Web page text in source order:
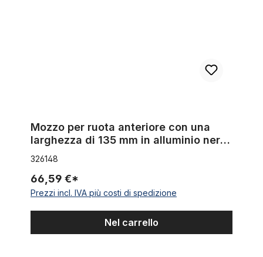
Mozzo per ruota anteriore con una
larghezza di 135 mm in alluminio nero
con innesto per freno a disco
326148
66,59 €*
Prezzi incl. IVA più costi di spedizione
Nel carrello